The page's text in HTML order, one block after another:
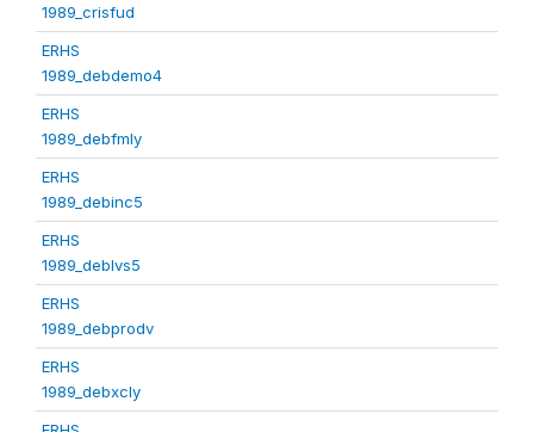
1989_crisfud
ERHS
1989_debdemo4
ERHS
1989_debfmly
ERHS
1989_debinc5
ERHS
1989_deblvs5
ERHS
1989_debprodv
ERHS
1989_debxcly